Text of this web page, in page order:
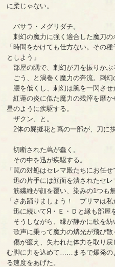
に柔じゃない。
バサラ・メグリダチ。
刺幻の魔力に強く適合した魔刀の
「時間をかけても仕方ない。その
としよう」
部屋の隅で、刺幻が刀を振りかぶ
ごう、と渦巻く魔力の奔流。刺幻
腰を低くし、刺幻は腕を一閃させ
紅蓮の炎に似た魔力の残滓を靡
星のように疾駆する。
ザクン、と。
2体の屍擬花と蔦の一部が、刀に
切断された蔦が蠢く。
その中を迅が疾駆する。
「罠の対処はセレマ殿たちにお任せ
迅の片手には顔面を潰されたセレ
筋繊維が顔を覆い、染みの1つも
「さあ踊りましょう！ プリマは私
迅に続いてЯ・Ｅ・Ｄと縁も部屋
そうしながら、縁が静かに歌を紡
歌声に乗って魔力の燐光が飛び散
傷が癒え、失われた体力を取り
む脚に力を込めて……まるで爆発の
る速度をあげた。